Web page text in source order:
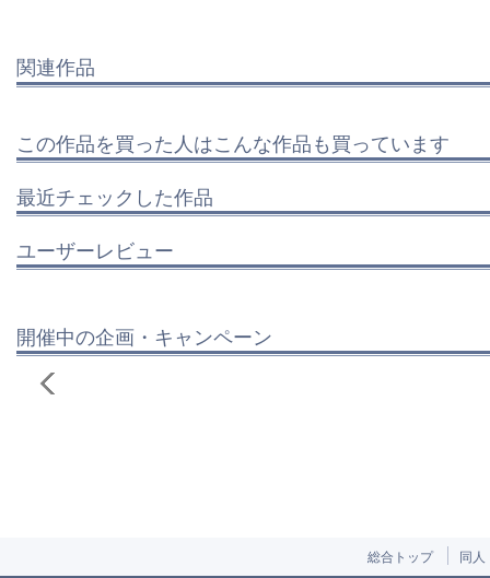
関連作品
この作品を買った人はこんな作品も買っています
最近チェックした作品
ユーザーレビュー
開催中の企画・キャンペーン
総合トップ 同人